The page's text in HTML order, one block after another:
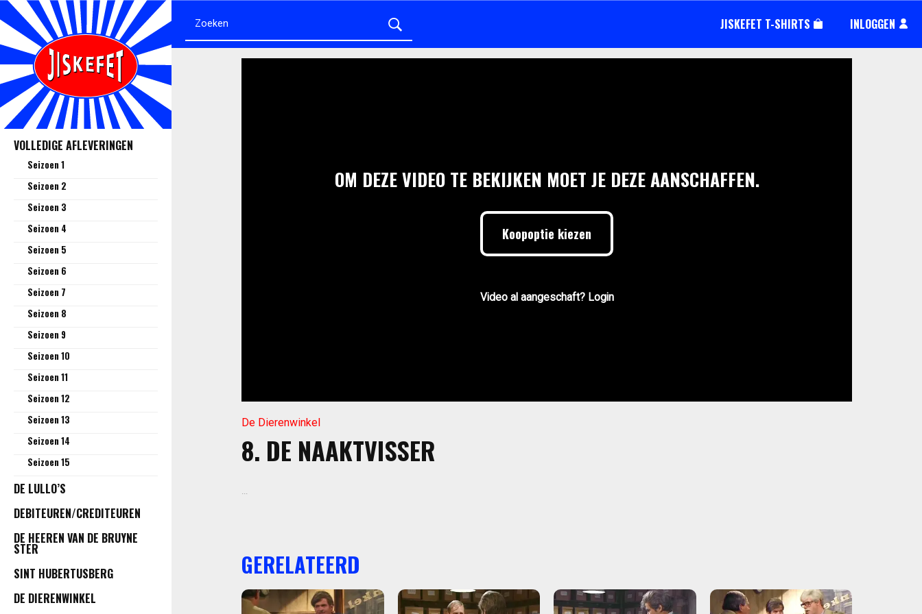
JISKEFET T-SHIRTS INLOGGEN
VOLLEDIGE AFLEVERINGEN
Seizoen 1
Seizoen 2
Seizoen 3
Seizoen 4
Seizoen 5
Seizoen 6
Seizoen 7
Seizoen 8
Seizoen 9
Seizoen 10
Seizoen 11
Seizoen 12
Seizoen 13
Seizoen 14
Seizoen 15
DE LULLO’S
DEBITEUREN/CREDITEUREN
DE HEEREN VAN DE BRUYNE
STER
SINT HUBERTUSBERG
DE DIERENWINKEL
OM DEZE VIDEO TE BEKIJKEN MOET JE DEZE AANSCHAFFEN.
Koopoptie kiezen
Video al aangeschaft? Login
De Dierenwinkel
8. DE NAAKTVISSER
GERELATEERD